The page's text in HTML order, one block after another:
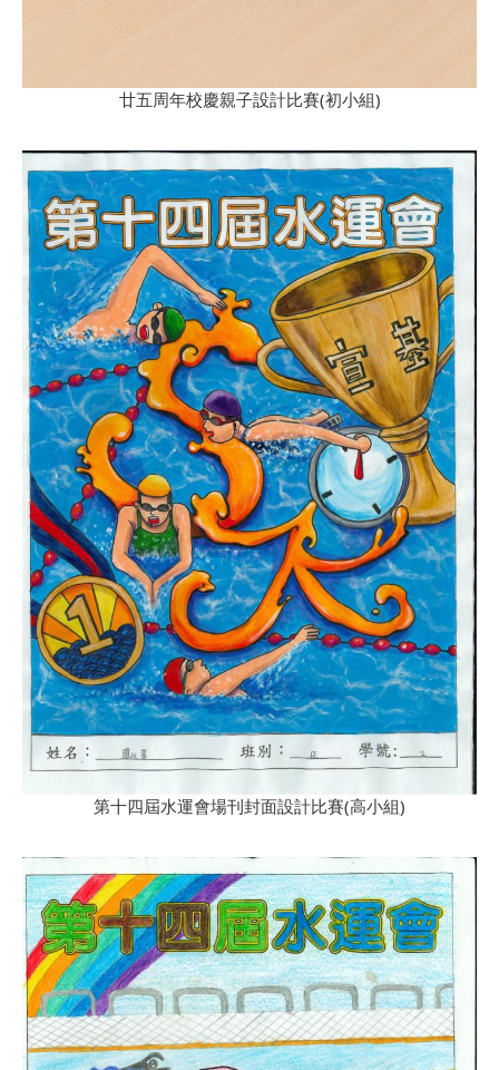
廿五周年校慶親子設計比賽(初小組)
第十四屆水運會場刊封面設計比賽(高小組)